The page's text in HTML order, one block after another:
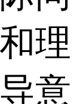
理
意